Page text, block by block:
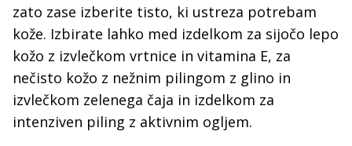
zato zase izberite tisto, ki ustreza potrebam
kože. Izbirate lahko med izdelkom za sijočo lepo
kožo z izvlečkom vrtnice in vitamina E, za
nečisto kožo z nežnim pilingom z glino in
izvlečkom zelenega čaja in izdelkom za
intenziven piling z aktivnim ogljem.